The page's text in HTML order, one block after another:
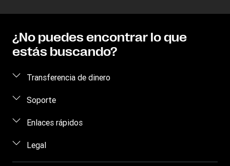
¿No puedes encontrar lo que
estás buscando?
Transferencia de dinero
Enviar dinero
Dónde encontrarnos
Aplicación móvil
Soporte
Contacto
Enlaces rápidos
Pedido de historial de transferencia
Primer envío gratis
Legal